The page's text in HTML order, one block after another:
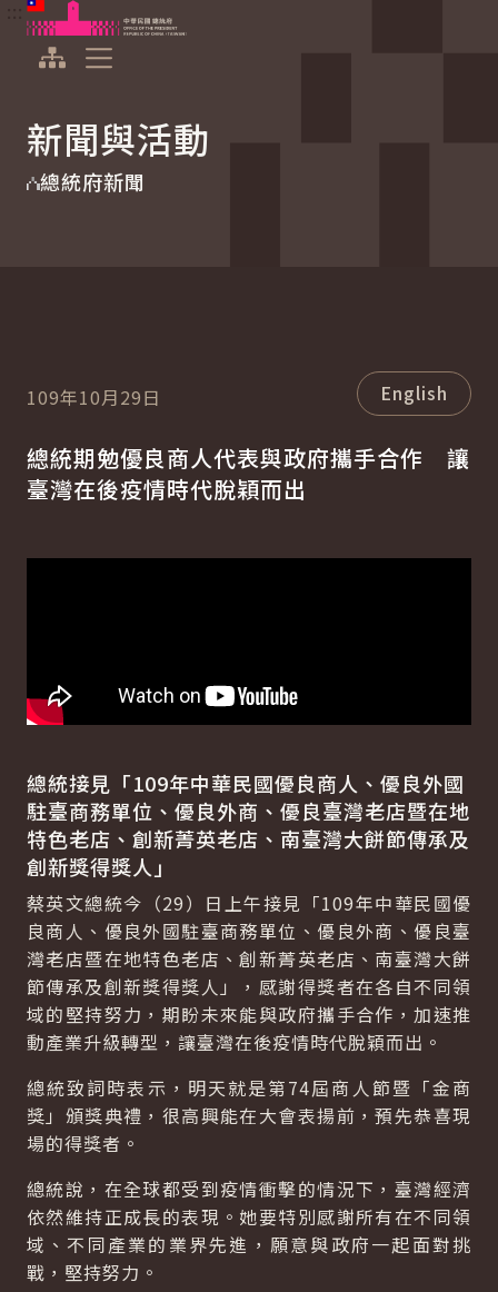
跳到主要內容
中華民國總統府
新聞與活動
總統府新聞
109年10月29日 English
總統期勉優良商人代表與政府攜手合作 讓
臺灣在後疫情時代脫穎而出
總統接見「109年中華民國優良商人、優良外國
駐臺商務單位、優良外商、優良臺灣老店暨在地
特色老店、創新菁英老店、南臺灣大餅節傳承及
創新獎得獎人」
蔡英文總統今（29）日上午接見「109年中華民國優
良商人、優良外國駐臺商務單位、優良外商、優良臺
灣老店暨在地特色老店、創新菁英老店、南臺灣大餅
節傳承及創新獎得獎人」，感謝得獎者在各自不同領
域的堅持努力，期盼未來能與政府攜手合作，加速推
動產業升級轉型，讓臺灣在後疫情時代脫穎而出。
總統致詞時表示，明天就是第74屆商人節暨「金商
獎」頒獎典禮，很高興能在大會表揚前，預先恭喜現
場的得獎者。
總統說，在全球都受到疫情衝擊的情況下，臺灣經濟
依然維持正成長的表現。她要特別感謝所有在不同領
域、不同產業的業界先進，願意與政府一起面對挑
戰，堅持努力。